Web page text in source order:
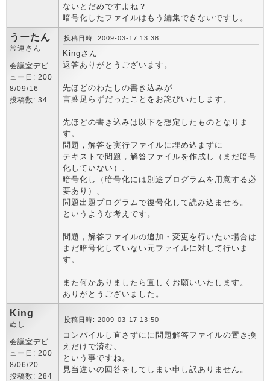
ないとだめですよね？
暗号化したファイルはもう編集できないですし。
うーたん
常連さん
会議室デビ
ュー日: 200
8/09/16
投稿数: 34
投稿日時: 2009-03-17 13:38
Kingさん
返答ありがとうございます。
先ほどのわたしの書き込みが
言葉足らずだったことをお詫びいたします。
先ほどの書き込みは以下を想定したものとなりま
す。
問題，解答を実行ファイルに埋め込まずに
テキストで問題，解答ファイルを作成し（まだ暗号
化していない）、
暗号化し（暗号化には別途プログラムを用意する必
要あり）、
問題出題プログラムで復号化して読み込ませる。
というような考えです。
問題，解答ファイルの追加・変更を行いたい場合は
まだ暗号化していない元ファイルに対して行いま
す。
また何かありましたら宜しくお願いいたします。
ありがとうございました。
King
ぬし
会議室デビ
ュー日: 200
8/06/20
投稿数: 284
投稿日時: 2009-03-17 13:50
コンパイルし直さずにに問題解答ファイルの置き換
えだけで済む、
という事ですね。
見当違いの回答をしてしまい申し訳ありません。